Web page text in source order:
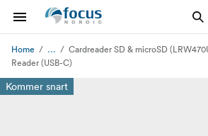
Home ...
Cardreader SD & microSD
Reader (USB-C)
Kommer snart